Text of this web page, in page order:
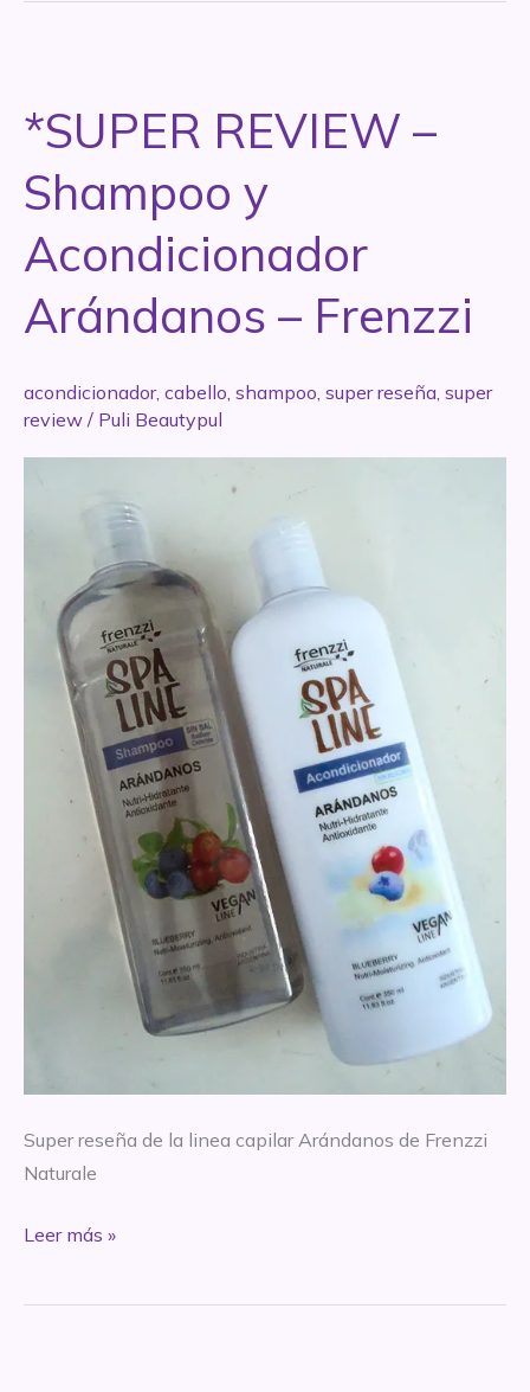
y
–
*SUPER REVIEW –
Shampoo y
Acondicionador
Arándanos – Frenzzi
acondicionador, cabello, shampoo, super reseña, super
review / Puli Beautypul
Super reseña de la linea capilar Arándanos de Frenzzi
Naturale
*SUPER
–
Leer más »